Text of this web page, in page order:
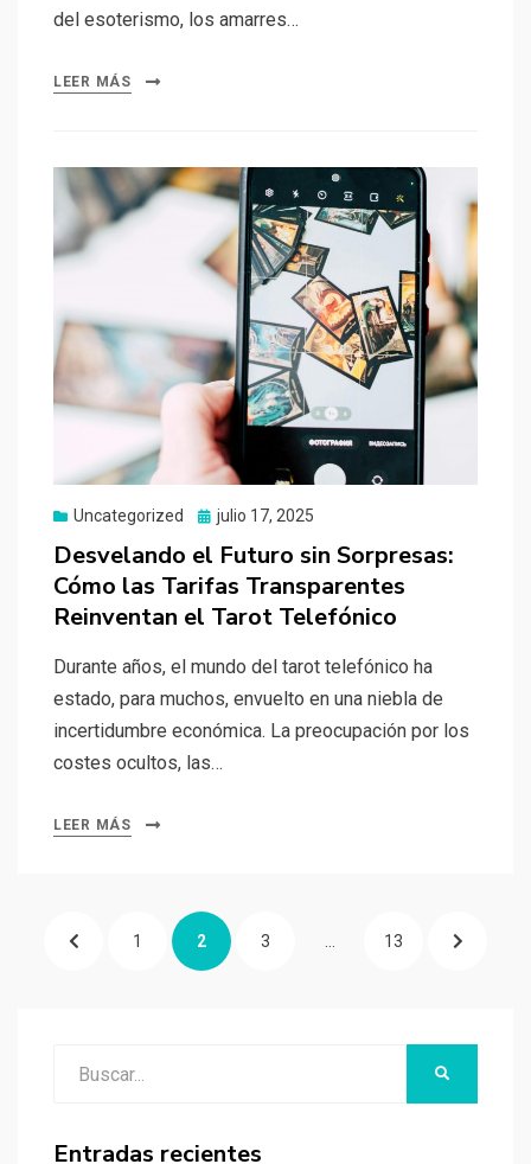
del esoterismo, los amarres…
LEER MÁS
Uncategorized
Publicado
el
julio 17, 2025
Desvelando el Futuro sin Sorpresas:
Cómo las Tarifas Transparentes
Reinventan el Tarot Telefónico
Durante años, el mundo del tarot telefónico ha
estado, para muchos, envuelto en una niebla de
incertidumbre económica. La preocupación por los
costes ocultos, las…
LEER MÁS
Navegación
PÁGINAPÁGINA
1 PÁGINA
2 PÁGINA
3 … PÁGINA
13 PÁGINA
Entradas recientes